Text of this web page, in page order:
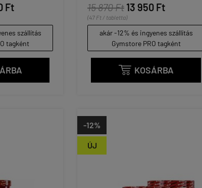
Ft
szállítás
tagként
15 870 Ft 13 950 Ft
(47 Ft / tabletta)
akár -12% és ingyenes szállítás
Gymstore PRO tagként
 KOSÁRBA
ÚJ
-12%